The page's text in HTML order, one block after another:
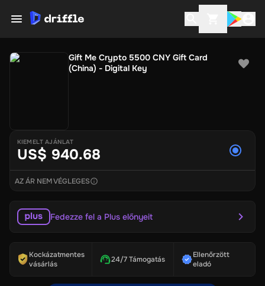
Gift Me Crypto 5500 CNY Gift Card
(China) - Digital Key
KIEMELT AJÁNLAT
US$ 940.68
AZ ÁR NEM VÉGLEGES
Fedezze fel a Plus előnyeit
Kockázatmentes
vásárlás
24/7 Támogatás
Ellenőrzött
eladó